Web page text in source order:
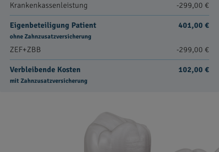
Krankenkassenleistung
-299,00 €
Eigenbeteiligung Patient
ohne Zahnzusatzversicherung
401,00 €
ZEF+ZBB -299,00 €
Verbleibende Kosten
mit Zahnzusatzversicherung
102,00 €